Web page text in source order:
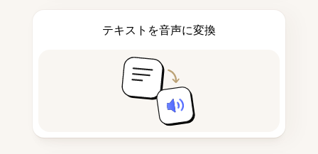
テキストを音声に変換